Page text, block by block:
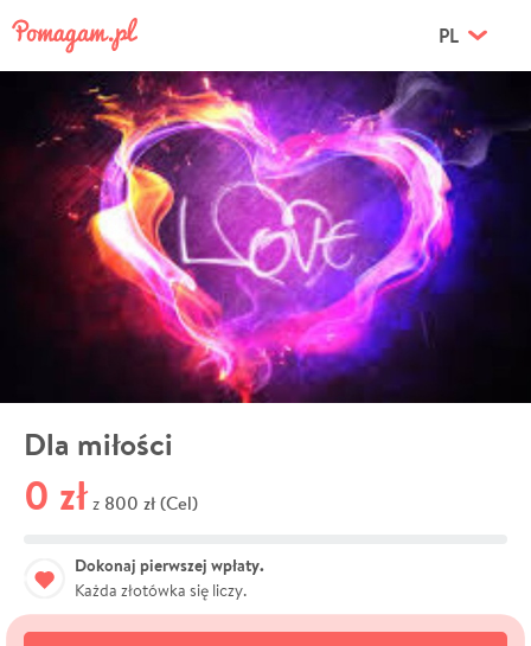
PL
Dla miłości
0 zł z 800 zł (Cel)
Dokonaj pierwszej wpłaty.
Każda złotówka się liczy.